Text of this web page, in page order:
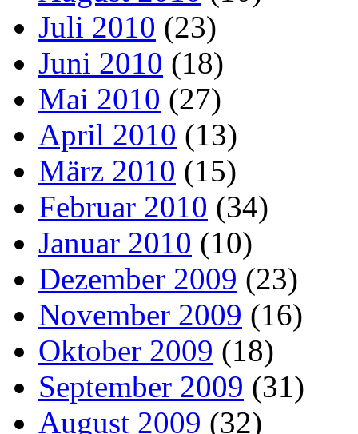
Juli 2010 (23)
Juni 2010 (18)
Mai 2010 (27)
April 2010 (13)
März 2010 (15)
Februar 2010 (34)
Januar 2010 (10)
Dezember 2009 (23)
November 2009 (16)
Oktober 2009 (18)
September 2009 (31)
August 2009 (32)